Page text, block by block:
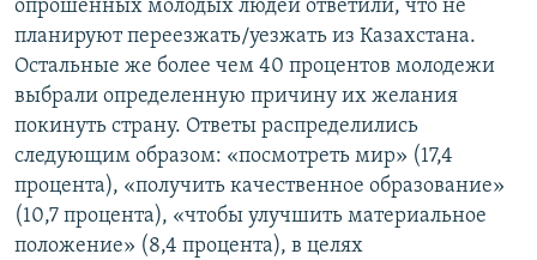
опрошенных молодых людей ответили, что не
планируют переезжать/уезжать из Казахстана.
Остальные же более чем 40 процентов молодежи
выбрали определенную причину их желания
покинуть страну. Ответы распределились
следующим образом: «посмотреть мир» (17,4
процента), «получить качественное образование»
(10,7 процента), «чтобы улучшить материальное
положение» (8,4 процента), в целях